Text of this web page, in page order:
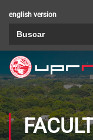
english version